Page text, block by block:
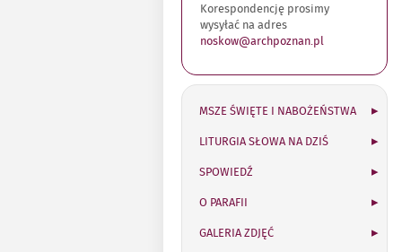
Korespondencję prosimy
wysyłać na adres
noskow@archpoznan.pl
MSZE ŚWIĘTE I NABOŻEŃSTWA
LITURGIA SŁOWA NA DZIŚ
SPOWIEDŹ
O PARAFII
GALERIA ZDJĘĆ